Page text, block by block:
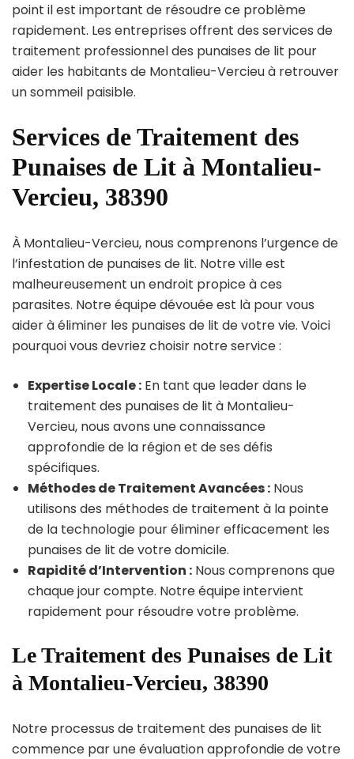
point il est important de résoudre ce problème
rapidement. Les entreprises offrent des services de
traitement professionnel des punaises de lit pour
aider les habitants de Montalieu-Vercieu à retrouver
un sommeil paisible.
Services de Traitement des
Punaises de Lit à Montalieu-
Vercieu, 38390
À Montalieu-Vercieu, nous comprenons l’urgence de
l’infestation de punaises de lit. Notre ville est
malheureusement un endroit propice à ces
parasites. Notre équipe dévouée est là pour vous
aider à éliminer les punaises de lit de votre vie. Voici
pourquoi vous devriez choisir notre service :
Expertise Locale : En tant que leader dans le
traitement des punaises de lit à Montalieu-
Vercieu, nous avons une connaissance
approfondie de la région et de ses défis
spécifiques.
Méthodes de Traitement Avancées : Nous
utilisons des méthodes de traitement à la pointe
de la technologie pour éliminer efficacement les
punaises de lit de votre domicile.
Rapidité d’Intervention : Nous comprenons que
chaque jour compte. Notre équipe intervient
rapidement pour résoudre votre problème.
Le Traitement des Punaises de Lit
à Montalieu-Vercieu, 38390
Notre processus de traitement des punaises de lit
commence par une évaluation approfondie de votre